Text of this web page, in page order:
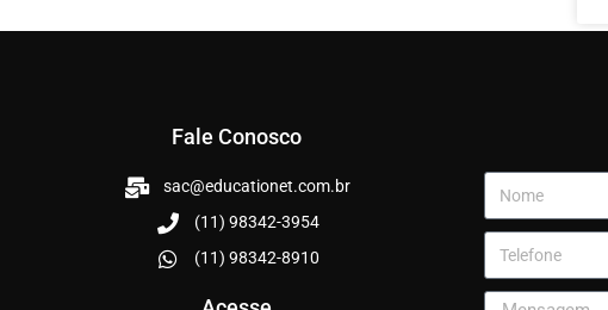
Fale Conosco
sac@educationet.com.br
(11) 98342-3954
(11) 98342-8910